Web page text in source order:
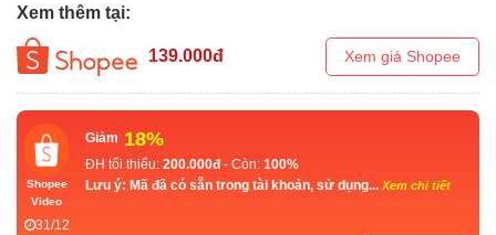
Xem thêm tại:
139.000đ Xem giá Shopee
Shopee
Video
31/12
Giảm 18%
ĐH tối thiểu: 200.000đ - Còn: 100%
Lưu ý: Mã đã có sẵn trong tài khoản, sử dụng... Xem chi tiết